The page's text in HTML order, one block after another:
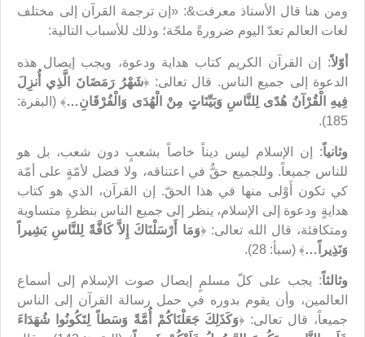
ومن هنا قال الأستاذ معرفت&: «إن ترجمة القرآن إلى مختلف
لغات العالم تعدّ اليوم ضرورةً ملحّة؛ وذلك للأسباب التالية:
أوّلاً: إن القرآن الكريم كتاب هداية ودعوة، ويجب إيصال هذه
الدعوة إلى جميع الناس. قال تعالى: ﴿شَهْرُ رَمَضَانَ الَّذِي أُنزِلَ
فِيهِ الْقُرْآنُ هُدًى لِلنَّاسِ وَبَيِّنَاتٍ مِنْ الْهُدَى وَالْفُرْقَانِ…﴾ (البقرة:
185).
وثانياً: إن الإسلام ليس ديناً خاصاً بشعبٍ دون شعب، بل هو
للناس جميعاً. وللجميع حقٌّ في اعتناقه، ولا فضل لأمّةٍ على أمّة
كي تكون أَوْلى منها في هذا الحقّ. إن القرآن، الذي هو كتاب
هدايةٍ ودعوة إلى الإسلام، ينظر إلى جميع الناس بنظرةٍ متساوية
ومتكافئة، قال الله تعالى: ﴿وَمَا أَرْسَلْنَاكَ إِلاَّ كَافَّةً لِلنَّاسِ بَشِيراً
وَنَذِيراً…﴾ (سبأ: 28).
وثالثاً: يجب على كلّ مسلمٍ إيصال صوت الإسلام إلى أسماع
العالمين، وأن يقوم بدوره في حمل رسالة القرآن إلى الناس
جميعاً، قال تعالى: ﴿وَكَذَلِكَ جَعَلْنَاكُمْ أُمَّةً وَسَطاً لِتَكُونُوا شُهَدَاءَ